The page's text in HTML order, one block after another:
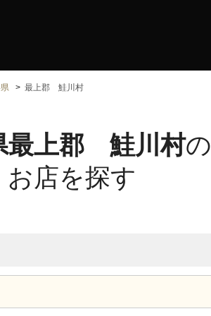
最上郡 鮭川村
最上郡 鮭川村の
お店を探す